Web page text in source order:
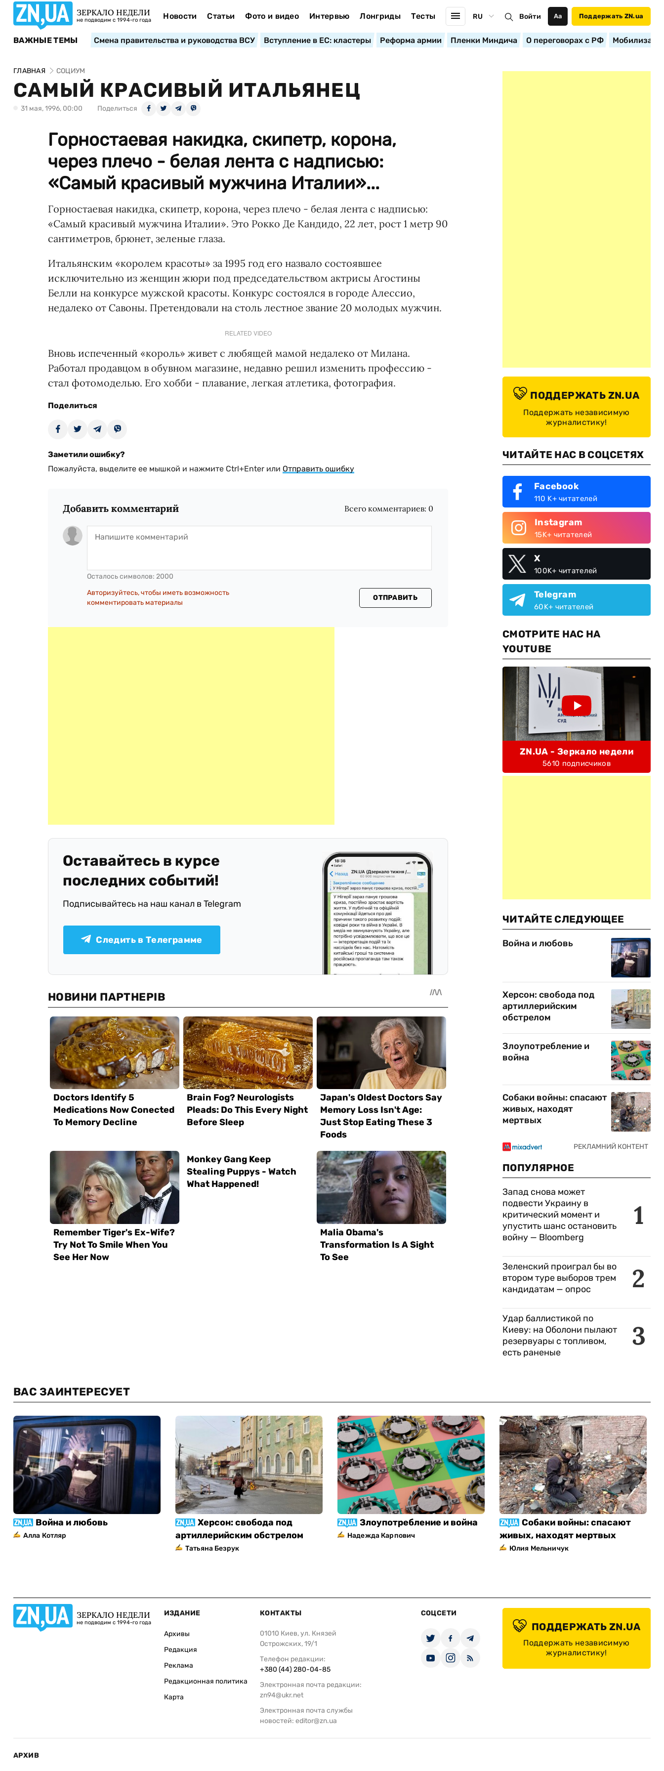
ЗЕРКАЛО НЕДЕЛИ
не подводим с 1994-го года Новости Статьи Фото и видео Интервью Лонгриды Тесты RU Войти Аа Поддержать ZN.ua
ВАЖНЫЕ ТЕМЫ Смена правительства и руководства ВСУ Вступление в ЕС: кластеры Реформа армии Пленки Миндича О переговорах с РФ
ГЛАВНАЯ СОЦИУМ
САМЫЙ КРАСИВЫЙ ИТАЛЬЯНЕЦ
31 мая, 1996, 00:00 Поделиться
Горностаевая накидка, скипетр, корона,
через плечо - белая лента с надписью:
«Самый красивый мужчина Италии»...
Горностаевая накидка, скипетр, корона, через плечо - белая лента с надписью:
«Самый красивый мужчина Италии». Это Рокко Де Кандидо, 22 лет, рост 1 метр 90
сантиметров, брюнет, зеленые глаза.
Итальянским «королем красоты» за 1995 год его назвало состоявшее
исключительно из женщин жюри под председательством актрисы Агостины
Белли на конкурсе мужской красоты. Конкурс состоялся в городе Алессио,
недалеко от Савоны. Претендовали на столь лестное звание 20 молодых мужчин.
RELATED VIDEO
Вновь испеченный «король» живет с любящей мамой недалеко от Милана.
Работал продавцом в обувном магазине, недавно решил изменить профессию -
стал фотомоделью. Его хобби - плавание, легкая атлетика, фотография.
Поделиться
Заметили ошибку?
Пожалуйста, выделите ее мышкой и нажмите Ctrl+Enter или Отправить ошибку
Добавить комментарий Всего комментариев: 0
Осталось символов: 2000
Авторизуйтесь, чтобы иметь возможность
комментировать материалы
ОТПРАВИТЬ
Оставайтесь в курсе
последних событий!
Подписывайтесь на наш канал в Telegram
Следить в Телеграмме
ПОДДЕРЖАТЬ ZN.UA
Поддержать независимую
журналистику!
ЧИТАЙТЕ НАС В СОЦСЕТЯХ
Facebook
110 K+ читателей
Instagram
15K+ читателей
X
100K+ читателей
Telegram
60K+ читателей
СМОТРИТЕ НАС НА
YOUTUBE
ZN.UA - Зеркало недели
5610 подписчиков
ЧИТАЙТЕ СЛЕДУЮЩЕЕ
Война и любовь
Херсон: свобода под
артиллерийским
обстрелом
Злоупотребление и
война
Собаки войны: спасают
живых, находят
мертвых
ПОПУЛЯРНОЕ
1
Запад снова может
подвести Украину в
критический момент и
упустить шанс остановить
войну — Bloomberg
2
Зеленский проиграл бы во
втором туре выборов трем
кандидатам — опрос
3
Удар баллистикой по
Киеву: на Оболони пылают
резервуары с топливом,
есть раненые
ВАС ЗАИНТЕРЕСУЕТ
Война и любовь
Алла Котляр
Херсон: свобода под
артиллерийским обстрелом
Татьяна Безрук
Злоупотребление и война
Надежда Карпович
Собаки войны: спасают
живых, находят мертвых
Юлия Мельничук
ЗЕРКАЛО НЕДЕЛИ
не подводим с 1994-го года
ИЗДАНИЕ
Архивы
Редакция
Реклама
Редакционная политика
Карта
КОНТАКТЫ
01010 Киев, ул. Князей
Острожских, 19/1
Телефон редакции:
+380 (44) 280-04-85
Электронная почта редакции:
zn94@ukr.net
Электронная почта службы
новостей: editor@zn.ua
СОЦСЕТИ
ПОДДЕРЖАТЬ ZN.UA
Поддержать независимую
журналистику!
АРХИВ